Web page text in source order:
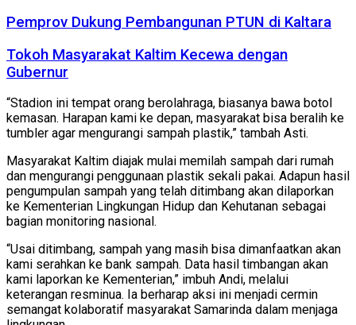
Pemprov Dukung Pembangunan PTUN di Kaltara
Tokoh Masyarakat Kaltim Kecewa dengan
Gubernur
“Stadion ini tempat orang berolahraga, biasanya bawa botol
kemasan. Harapan kami ke depan, masyarakat bisa beralih ke
tumbler agar mengurangi sampah plastik,” tambah Asti.
Masyarakat Kaltim diajak mulai memilah sampah dari rumah
dan mengurangi penggunaan plastik sekali pakai. Adapun hasil
pengumpulan sampah yang telah ditimbang akan dilaporkan
ke Kementerian Lingkungan Hidup dan Kehutanan sebagai
bagian monitoring nasional.
“Usai ditimbang, sampah yang masih bisa dimanfaatkan akan
kami serahkan ke bank sampah. Data hasil timbangan akan
kami laporkan ke Kementerian,” imbuh Andi, melalui
keterangan resminua. Ia berharap aksi ini menjadi cermin
semangat kolaboratif masyarakat Samarinda dalam menjaga